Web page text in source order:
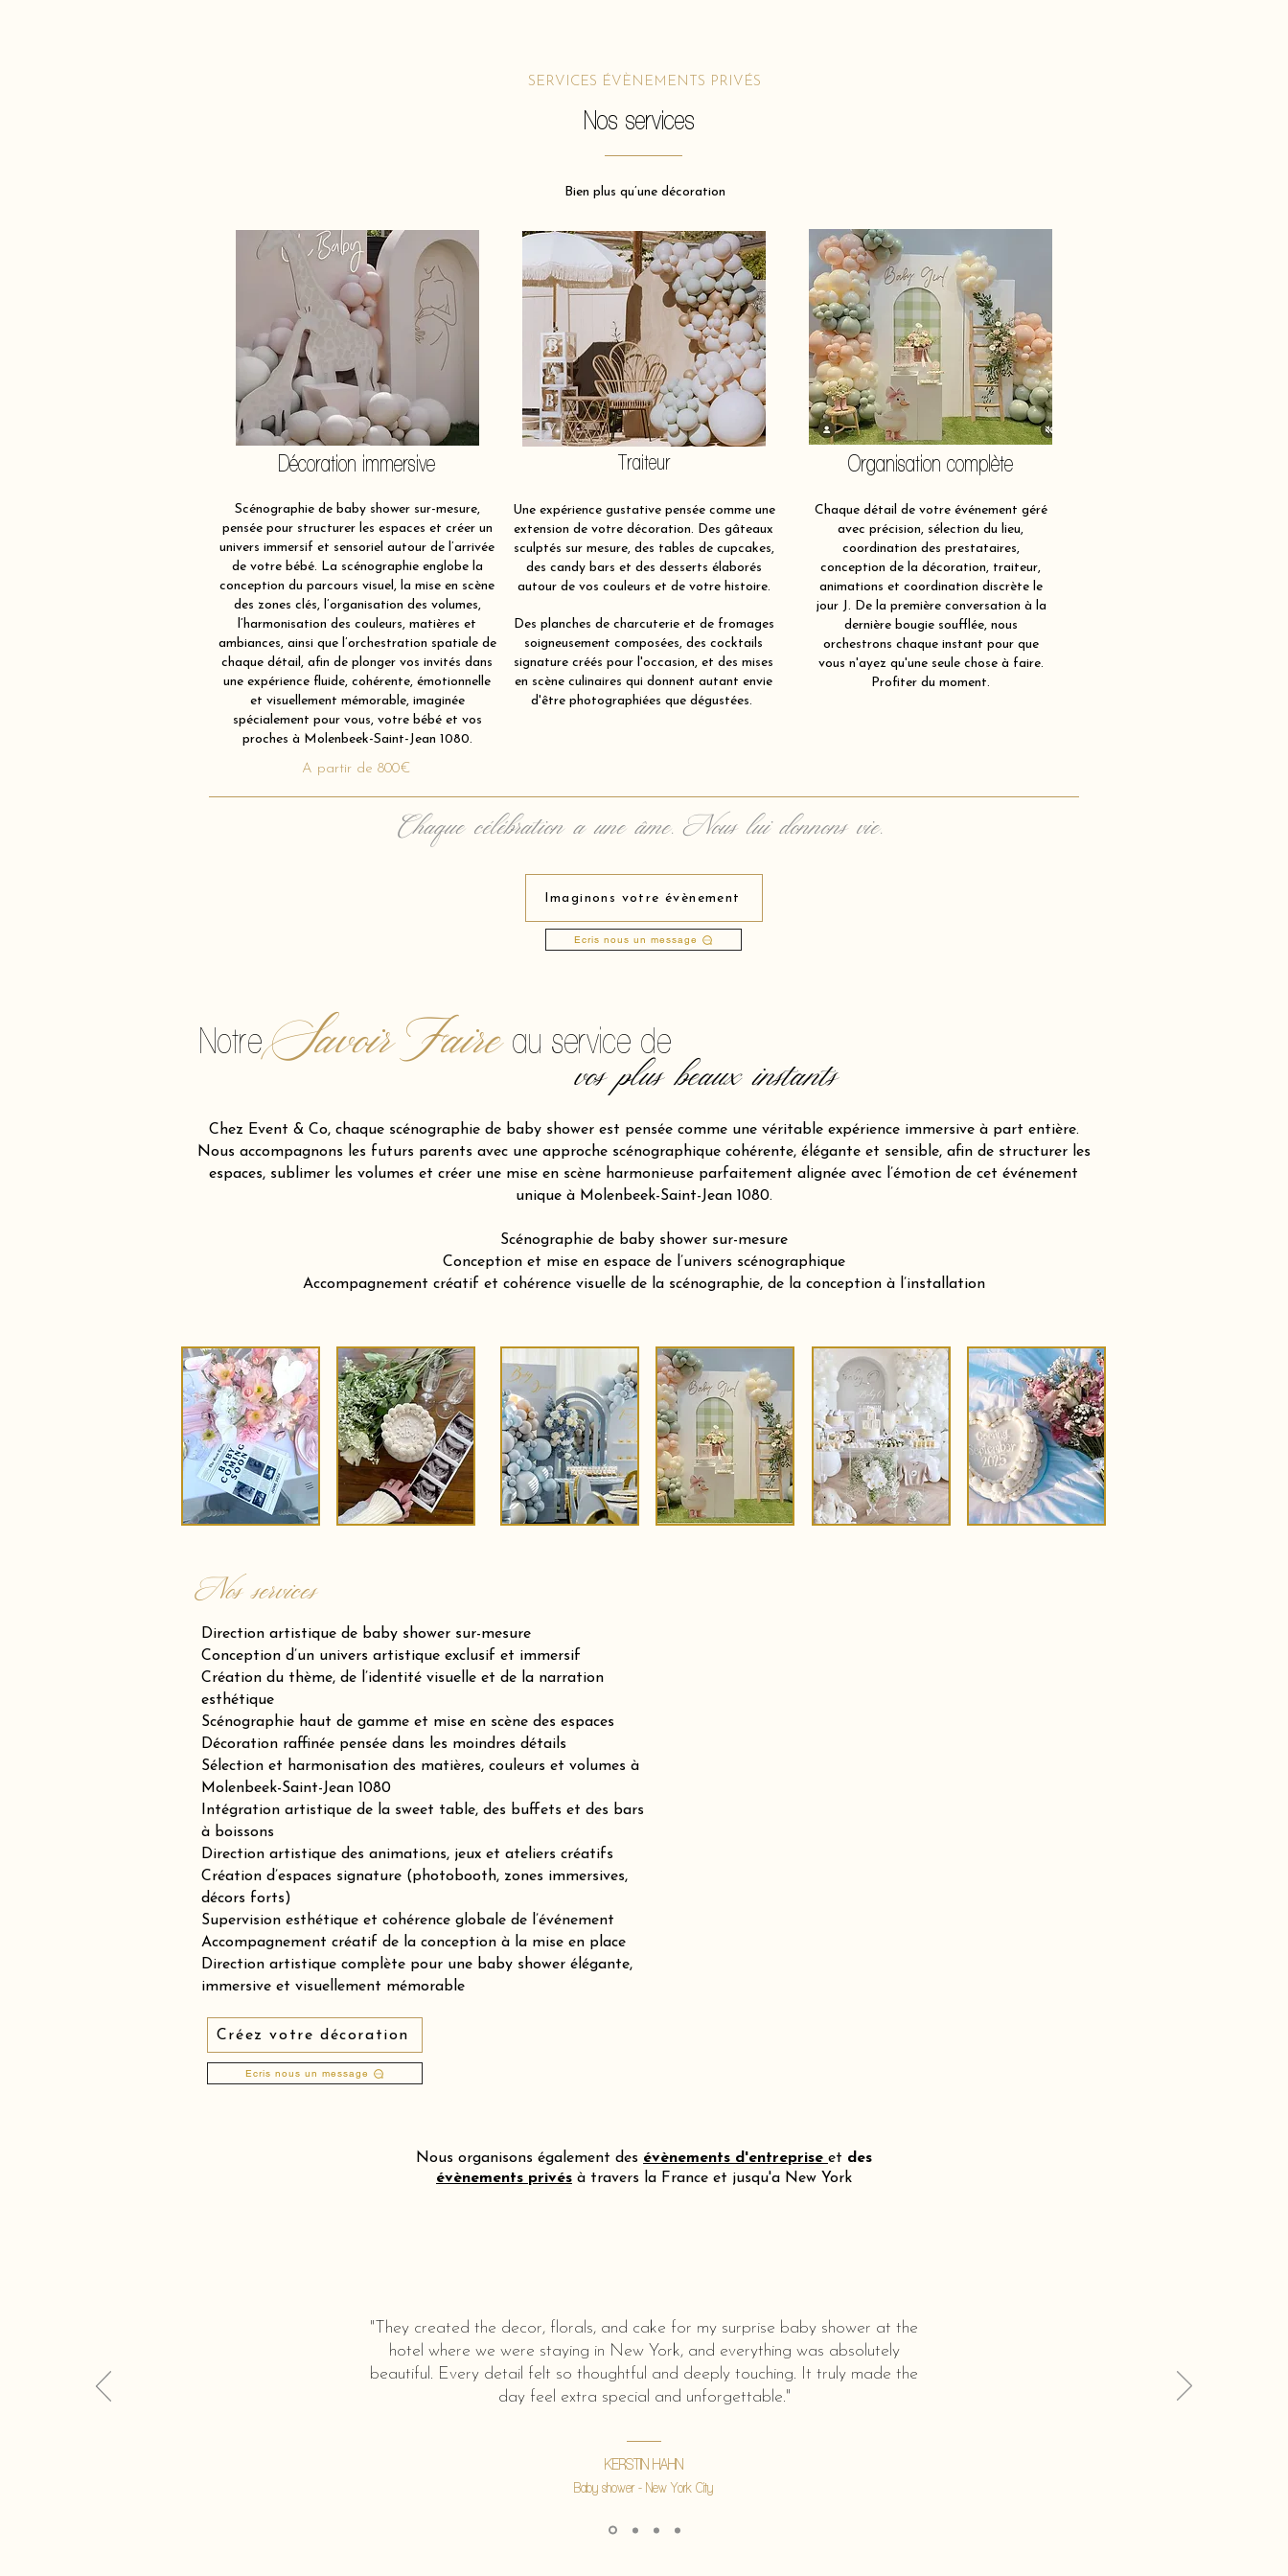
SERVICES ÉVÈNEMENTS PRIVÉS
Nos services
Bien plus qu’une décoration
Décoration immersive
Scénographie de baby shower sur-mesure,
pensée pour structurer les espaces et créer un
univers immersif et sensoriel autour de l’arrivée
de votre bébé. La scénographie englobe la
conception du parcours visuel, la mise en scène
des zones clés, l’organisation des volumes,
l’harmonisation des couleurs, matières et
ambiances, ainsi que l’orchestration spatiale de
chaque détail, afin de plonger vos invités dans
une expérience fluide, cohérente, émotionnelle
et visuellement mémorable, imaginée
spécialement pour vous, votre bébé et vos
proches à Molenbeek-Saint-Jean 1080.
Traiteur
Une expérience gustative pensée comme une
extension de votre décoration. Des gâteaux
sculptés sur mesure, des tables de cupcakes,
des candy bars et des desserts élaborés
autour de vos couleurs et de votre histoire.
Des planches de charcuterie et de fromages
soigneusement composées, des cocktails
signature créés pour l'occasion, et des mises
en scène culinaires qui donnent autant envie
d'être photographiées que dégustées.
Organisation complète
Chaque détail de votre événement géré
avec précision, sélection du lieu,
coordination des prestataires,
conception de la décoration, traiteur,
animations et coordination discrète le
jour J. De la première conversation à la
dernière bougie soufflée, nous
orchestrons chaque instant pour que
vous n'ayez qu'une seule chose à faire.
Profiter du moment.
A partir de 800€
Chaque célébration a une âme. Nous lui donnons vie.
Imaginons votre évènement
Ecris nous un message
Savoir Faire
Notre au service de
vos plus beaux instants
Chez Event & Co, chaque scénographie de baby shower est pensée comme une véritable expérience immersive à part entière.
Nous accompagnons les futurs parents avec une approche scénographique cohérente, élégante et sensible, afin de structurer les
espaces, sublimer les volumes et créer une mise en scène harmonieuse parfaitement alignée avec l’émotion de cet événement
unique à Molenbeek-Saint-Jean 1080.
Scénographie de baby shower sur-mesure
Conception et mise en espace de l’univers scénographique
Accompagnement créatif et cohérence visuelle de la scénographie, de la conception à l’installation
Nos services
Direction artistique de baby shower sur-mesure
Conception d’un univers artistique exclusif et immersif
Création du thème, de l’identité visuelle et de la narration
esthétique
Scénographie haut de gamme et mise en scène des espaces
Décoration raffinée pensée dans les moindres détails
Sélection et harmonisation des matières, couleurs et volumes à
Molenbeek-Saint-Jean 1080
Intégration artistique de la sweet table, des buffets et des bars
à boissons
Direction artistique des animations, jeux et ateliers créatifs
Création d’espaces signature (photobooth, zones immersives,
décors forts)
Supervision esthétique et cohérence globale de l’événement
Accompagnement créatif de la conception à la mise en place
Direction artistique complète pour une baby shower élégante,
immersive et visuellement mémorable
Créez votre décoration
Ecris nous un message
Nous organisons également des évènements d'entreprise et des
évènements privés à travers la France et jusqu'a New York
"They created the decor, florals, and cake for my surprise baby shower at the
hotel where we were staying in New York, and everything was absolutely
beautiful. Every detail felt so thoughtful and deeply touching. It truly made the
day feel extra special and unforgettable."
KERSTIN HAHN
Baby shower - New York City